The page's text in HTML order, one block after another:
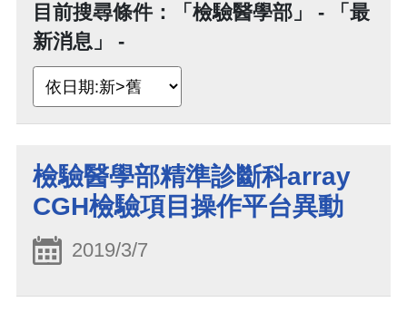
目前搜尋條件：「檢驗醫學部」 - 「最
新消息」 -
檢驗醫學部精準診斷科array
CGH檢驗項目操作平台異動
2019/3/7